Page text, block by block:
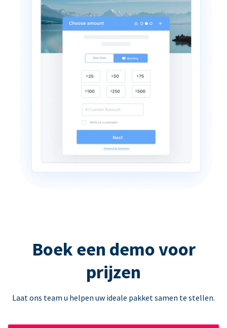
Boek een demo voor
prijzen
Laat ons team u helpen uw ideale pakket samen te stellen.